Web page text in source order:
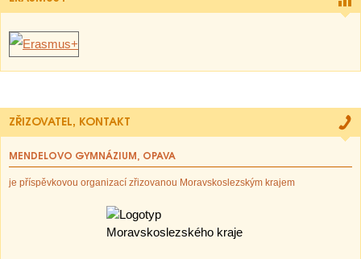
ZŘIZOVATEL, KONTAKT
MENDELOVO GYMNÁZIUM, OPAVA
je příspěvkovou organizací zřizovanou Moravskoslezským krajem